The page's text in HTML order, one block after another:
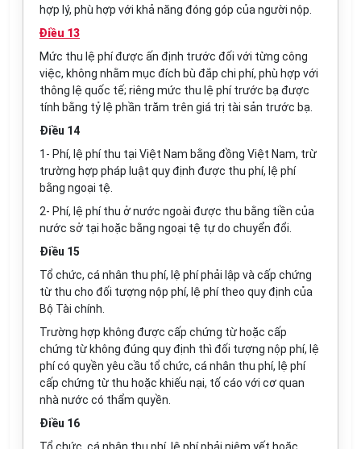
hợp lý, phù hợp với khả năng đóng góp của người nộp.
Điều 13
Mức thu lệ phí được ấn định trước đối với từng công
việc, không nhằm mục đích bù đắp chi phí, phù hợp với
thông lệ quốc tế; riêng mức thu lệ phí trước bạ được
tính bằng tỷ lệ phần trăm trên giá trị tài sản trước bạ.
Điều 14
1- Phí, lệ phí thu tại Việt Nam bằng đồng Việt Nam, trừ
trường hợp pháp luật quy định được thu phí, lệ phí
bằng ngoại tệ.
2- Phí, lệ phí thu ở nước ngoài được thu bằng tiền của
nước sở tại hoặc bằng ngoại tệ tự do chuyển đổi.
Điều 15
Tổ chức, cá nhân thu phí, lệ phí phải lập và cấp chứng
từ thu cho đối tượng nộp phí, lệ phí theo quy định của
Bộ Tài chính.
Trường hợp không được cấp chứng từ hoặc cấp
chứng từ không đúng quy định thì đối tượng nộp phí, lệ
phí có quyền yêu cầu tổ chức, cá nhân thu phí, lệ phí
cấp chứng từ thu hoặc khiếu nại, tố cáo với cơ quan
nhà nước có thẩm quyền.
Điều 16